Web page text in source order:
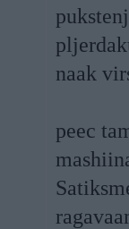
naak
peec